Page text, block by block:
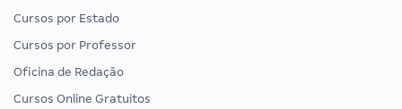
Cursos por Estado
Cursos por Professor
Oficina de Redação
Cursos Online Gratuitos